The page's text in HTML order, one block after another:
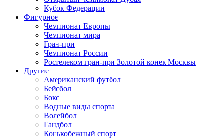
Кубок Федерации
Фигурное
Чемпионат Европы
Чемпионат мира
Гран-при
Чемпионат России
Ростелеком гран-при Золотой конек Москвы
Другие
Американский футбол
Бейсбол
Бокс
Водные виды спорта
Волейбол
Гандбол
Конькобежный спорт